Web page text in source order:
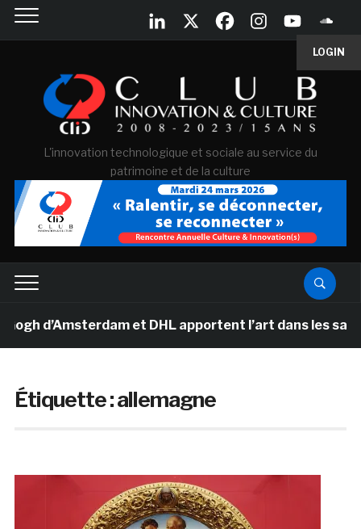
LOGIN
L'innovation technologique et sociale au service du
patrimoine et de la culture
d’Amsterdam et DHL apportent l’art dans les salles
Étiquette :allemagne